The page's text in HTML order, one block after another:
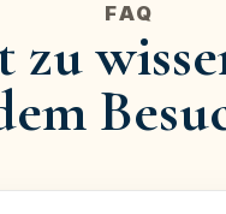
FAQ
zu